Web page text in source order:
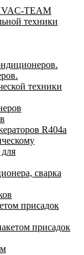
TEAM
техники
техники
R404a
сварка
присадок
присадок